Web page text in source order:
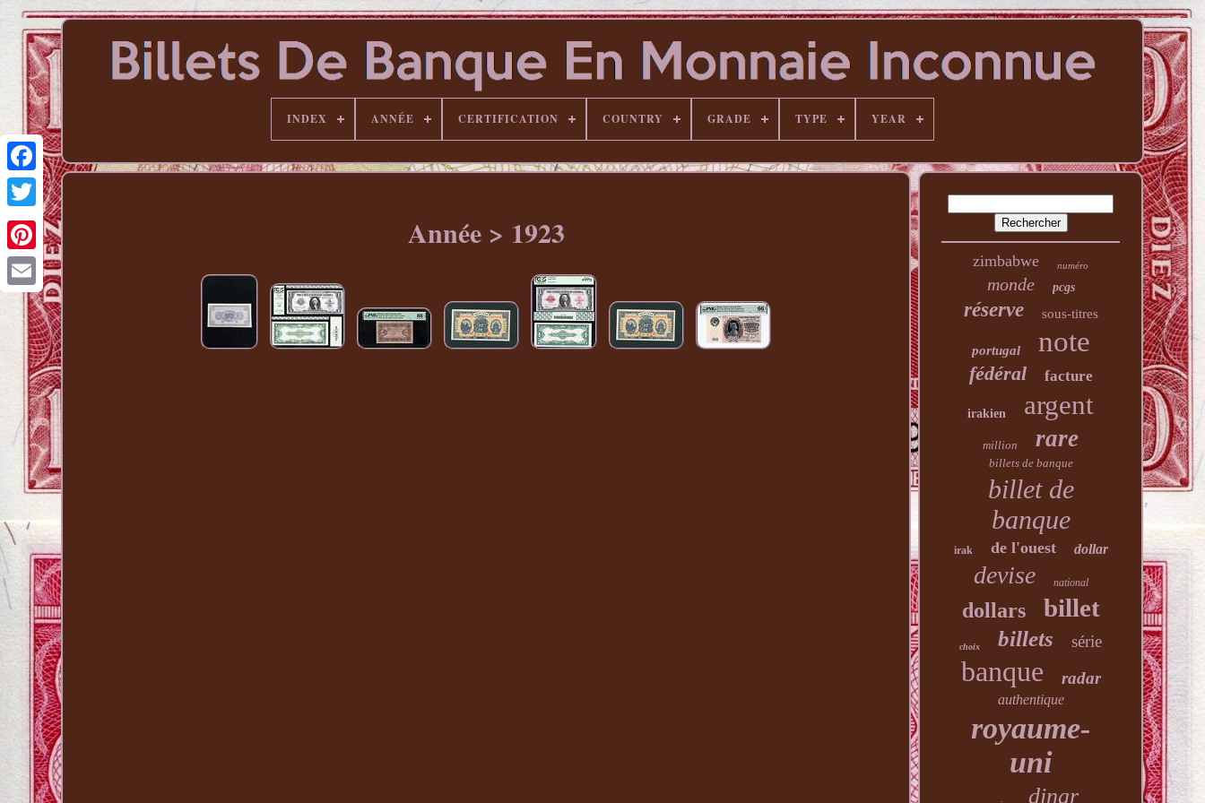
Pinterest
INDEX ANNÉE CERTIFICATION COUNTRY GRADE TYPE YEAR
Année > 1923
zimbabwe numéro
monde pcgs
réserve sous-titres
portugal note
fédéral facture
irakien argent
million rare
billets de banque
billet de
banque
irak de l'ouest dollar
devise national
dollars billet
choix billets série
banque radar
authentique
royaume-
uni
dinar